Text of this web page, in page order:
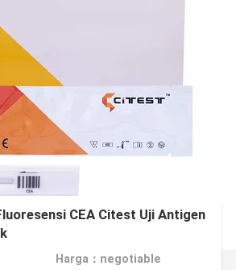
CEA Citest Uji Antigen
Harga：negotiable